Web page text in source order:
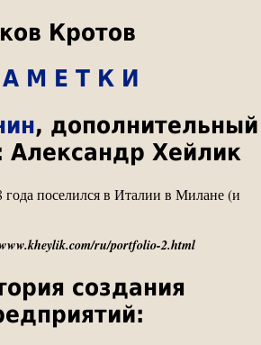
Кротов
М Е Т К И
, дополнительный
Александр Хейлик
года поселился в Италии в Милане (и
ru/portfolio-2.html
создания